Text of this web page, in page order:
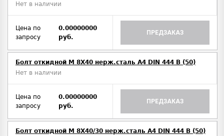
Нет в наличии
Цена по
запросу
0.00000000
руб.
ПРЕДЗАКАЗ
Болт откидной M 8Х40 нерж.сталь A4 DIN 444 B (50)
Нет в наличии
Цена по
запросу
0.00000000
руб.
ПРЕДЗАКАЗ
Болт откидной M 8Х40/30 нерж.сталь A4 DIN 444 B (50)